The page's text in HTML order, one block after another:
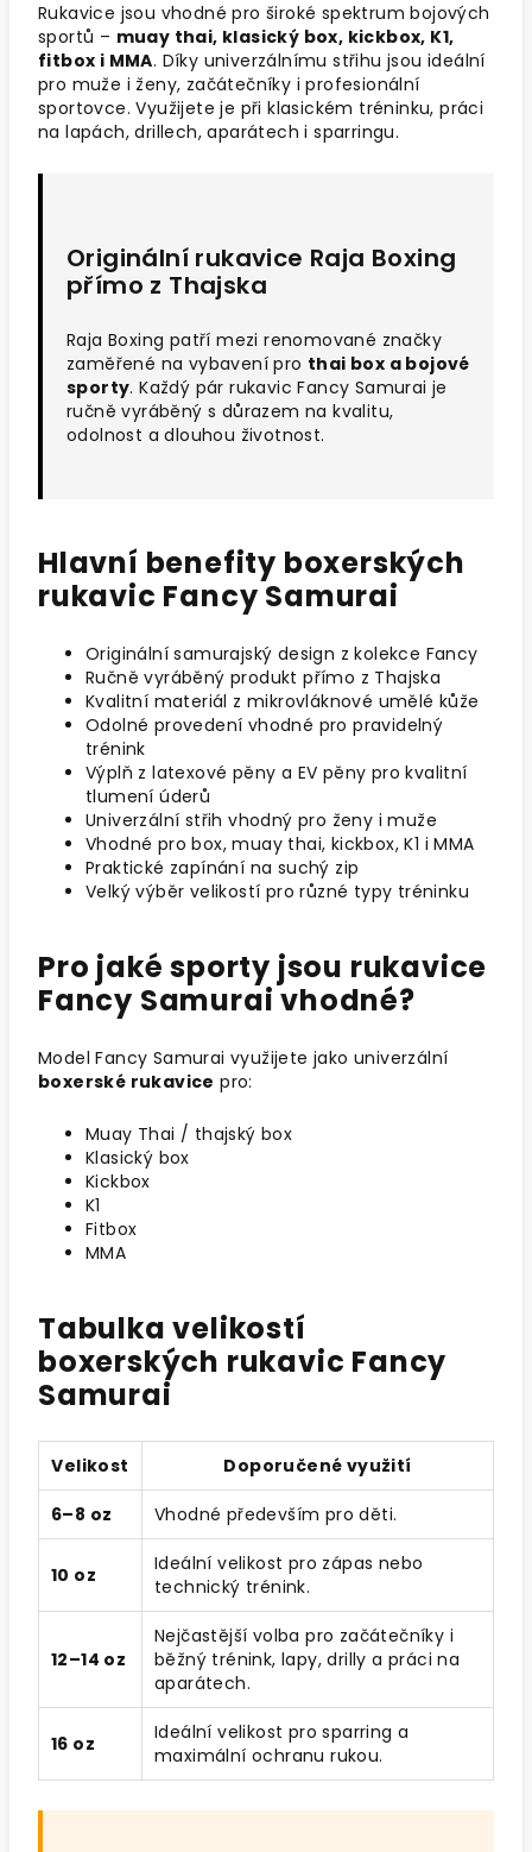
Rukavice jsou vhodné pro široké spektrum bojových
sportů – muay thai, klasický box, kickbox, K1,
fitbox i MMA. Díky univerzálnímu střihu jsou ideální
pro muže i ženy, začátečníky i profesionální
sportovce. Využijete je při klasickém tréninku, práci
na lapách, drillech, aparátech i sparringu.
Originální rukavice Raja Boxing
přímo z Thajska
Raja Boxing patří mezi renomované značky
zaměřené na vybavení pro thai box a bojové
sporty. Každý pár rukavic Fancy Samurai je
ručně vyráběný s důrazem na kvalitu,
odolnost a dlouhou životnost.
Hlavní benefity boxerských
rukavic Fancy Samurai
Originální samurajský design z kolekce Fancy
Ručně vyráběný produkt přímo z Thajska
Kvalitní materiál z mikrovláknové umělé kůže
Odolné provedení vhodné pro pravidelný
trénink
Výplň z latexové pěny a EV pěny pro kvalitní
tlumení úderů
Univerzální střih vhodný pro ženy i muže
Vhodné pro box, muay thai, kickbox, K1 i MMA
Praktické zapínání na suchý zip
Velký výběr velikostí pro různé typy tréninku
Pro jaké sporty jsou rukavice
Fancy Samurai vhodné?
Model Fancy Samurai využijete jako univerzální
boxerské rukavice pro:
Muay Thai / thajský box
Klasický box
Kickbox
K1
Fitbox
MMA
Tabulka velikostí
boxerských rukavic Fancy
Samurai
Velikost Doporučené využití
6–8 oz Vhodné především pro děti.
10 oz
Ideální velikost pro zápas nebo
technický trénink.
12–14 oz
Nejčastější volba pro začátečníky i
běžný trénink, lapy, drilly a práci na
aparátech.
16 oz
Ideální velikost pro sparring a
maximální ochranu rukou.